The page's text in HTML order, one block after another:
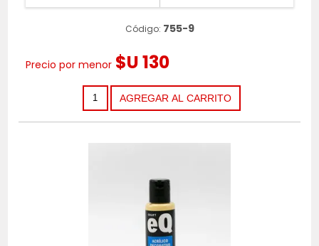
Código: 755-9
Precio por menor $U 130